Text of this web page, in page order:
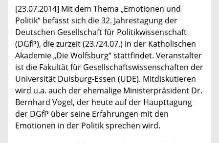
[23.07.2014] Mit dem Thema „Emotionen und
Politik“ befasst sich die 32. Jahrestagung der
Deutschen Gesellschaft für Politikwissenschaft
(DGfP), die zurzeit (23./24.07.) in der Katholischen
Akademie „Die Wolfsburg“ stattfindet. Veranstalter
ist die Fakultät für Gesellschaftswissenschaften der
Universität Duisburg-Essen (UDE). Mitdiskutieren
wird u.a. auch der ehemalige Ministerpräsident Dr.
Bernhard Vogel, der heute auf der Haupttagung
der DGfP über seine Erfahrungen mit den
Emotionen in der Politik sprechen wird.